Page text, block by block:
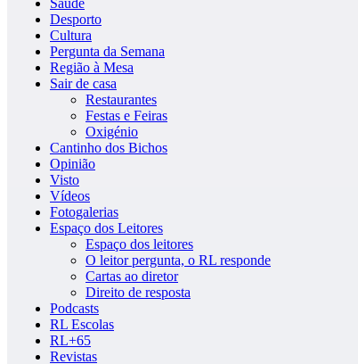
Desporto
Cultura
Pergunta da Semana
Região à Mesa
Sair de casa
Restaurantes
Festas e Feiras
Oxigénio
Cantinho dos Bichos
Opinião
Visto
Vídeos
Fotogalerias
Espaço dos Leitores
Espaço dos leitores
O leitor pergunta, o RL responde
Cartas ao diretor
Direito de resposta
Podcasts
RL Escolas
RL+65
Revistas